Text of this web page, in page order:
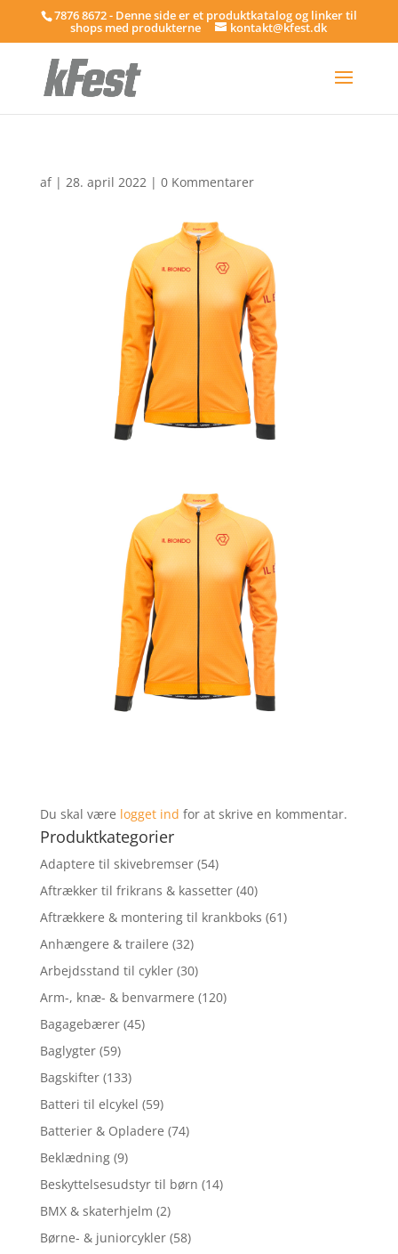
7876 8672 - Denne side er et produktkatalog og linker til
shops med produkterne kontakt@kfest.dk
af | 28. april 2022| 0 Kommentarer
Du skal være logget ind for at skrive en kommentar.
Produktkategorier
Adaptere til skivebremser (54)
Aftrækker til frikrans & kassetter (40)
Aftrækkere & montering til krankboks (61)
Anhængere & trailere (32)
Arbejdsstand til cykler (30)
Arm-, knæ- & benvarmere (120)
Bagagebærer (45)
Baglygter (59)
Bagskifter (133)
Batteri til elcykel (59)
Batterier & Opladere (74)
Beklædning (9)
Beskyttelsesudstyr til børn (14)
BMX & skaterhjelm (2)
Børne- & juniorcykler (58)